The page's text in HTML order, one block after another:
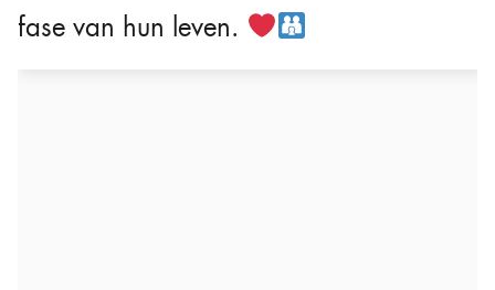
fase van hun leven.